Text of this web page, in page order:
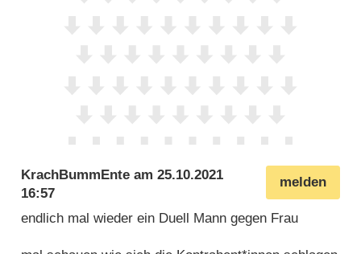
melden
KrachBummEnte am25.10.2021
16:57
endlich mal wieder ein Duell Mann gegen Frau